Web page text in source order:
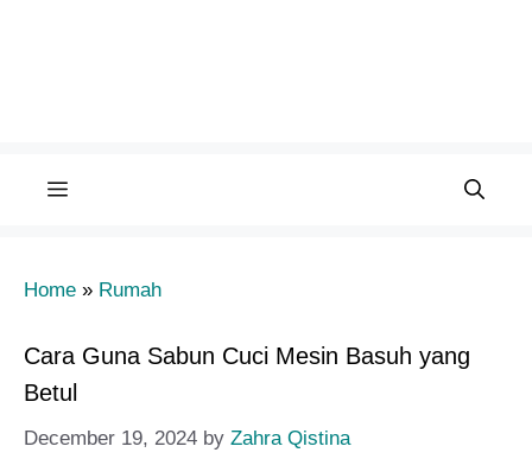
Menu
Home » Rumah
Cara Guna Sabun Cuci Mesin Basuh yang
Betul
December 19, 2024 by Zahra Qistina